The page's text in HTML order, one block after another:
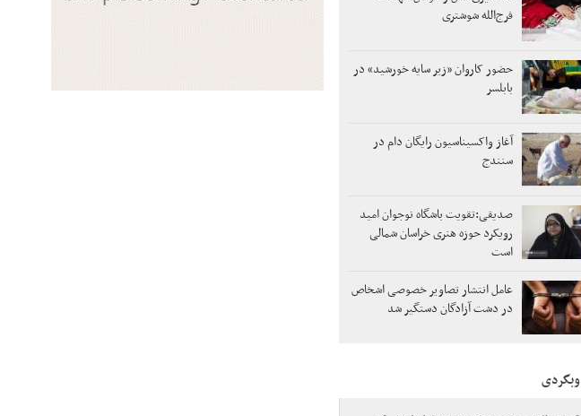
فرج‌الله شوشتری
حضور کاروان «زیر سایه خورشید» در
بابلسر
آغاز واکسیناسیون رایگان دام در
سنندج
صدیقی:تقویت باشگاه نوجوان امید
رویکرد حوزه هنری خراسان شمالی
است
عامل انتشار تصاویر خصوصی اشخاص
در دشت آزادگان دستگیر شد
وبگردی